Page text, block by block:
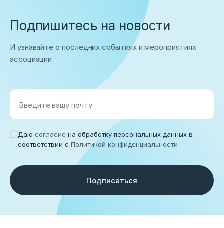
Подпишитесь на новости
И узнавайте о последних событиях и мероприятиях
ассоциации
Введите вашу почту
Даю согласие на обработку персональных данных в
соответствии с Политикой конфиденциальности
Подписаться